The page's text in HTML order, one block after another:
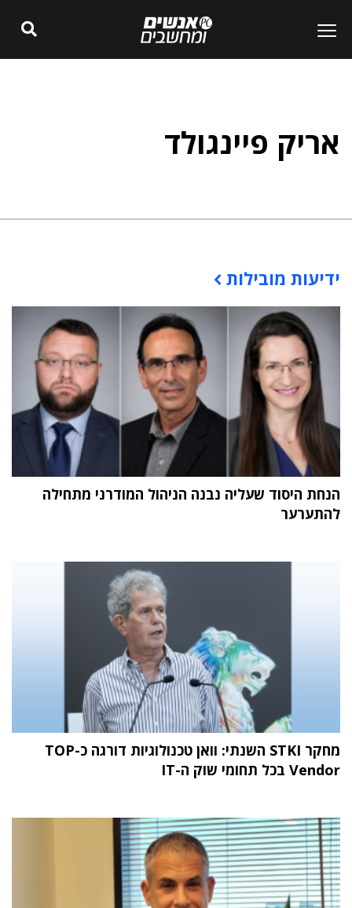
אריק פיינגולד
תוכן פרסומי
ידיעות מובילות
הנחת היסוד שעליה נבנה הניהול המודרני מתחילה
להתערער
מחקר STKI השנתי: וואן טכנולוגיות דורגה כ-TOP
Vendor בכל תחומי שוק ה-IT